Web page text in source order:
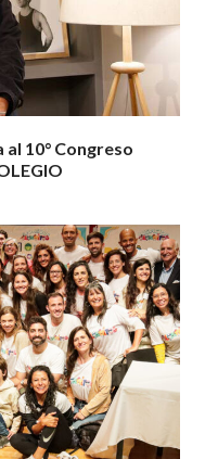
10° Congreso